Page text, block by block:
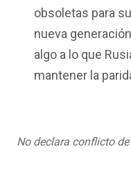
obsoletas para
nueva
algo a lo que
mantener la
No declara conflicto